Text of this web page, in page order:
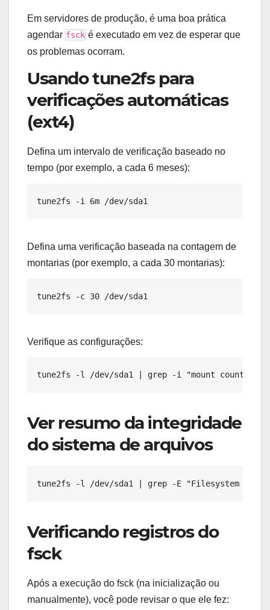
Em servidores de produção, é uma boa prática
agendar fsck é executado em vez de esperar que
os problemas ocorram.
Usando tune2fs para
verificações automáticas
(ext4)
Defina um intervalo de verificação baseado no
tempo (por exemplo, a cada 6 meses):
Defina uma verificação baseada na contagem de
montarias (por exemplo, a cada 30 montarias):
Verifique as configurações:
tune2fs -l /dev/sda1 | grep -i "mount
Ver resumo da integridade
do sistema de arquivos
Verificando registros do
fsck
Após a execução do fsck (na inicialização ou
manualmente), você pode revisar o que ele fez: